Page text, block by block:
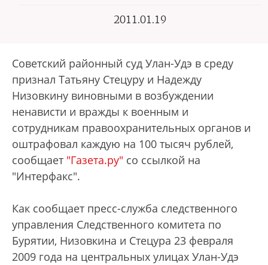
2011.01.19
Советский районный суд Улан-Удэ в среду
признал Татьяну Стецуру и Надежду
Низовкину виновными в возбуждении
ненависти и вражды к военным и
сотрудникам правоохранительных органов и
оштрафовал каждую на 100 тысяч рублей,
сообщает "Газета.ру" со ссылкой на
"Интерфакс".
Как сообщает пресс-служба следственного
управления Следственного комитета по
Бурятии, Низовкина и Стецура 23 февраля
2009 года на центральных улицах Улан-Удэ